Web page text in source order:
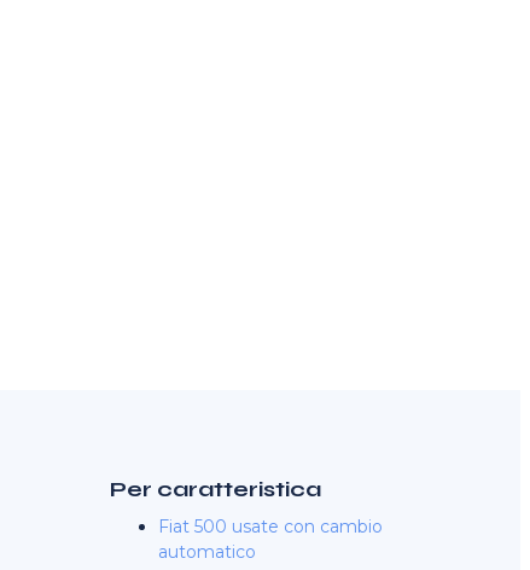
Per caratteristica
Fiat 500 usate con cambio
automatico